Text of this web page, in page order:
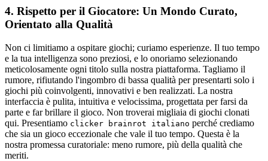
4. Rispetto per il Giocatore: Un Mondo Curato,
Orientato alla Qualità
Non ci limitiamo a ospitare giochi; curiamo esperienze. Il tuo tempo
e la tua intelligenza sono preziosi, e lo onoriamo selezionando
meticolosamente ogni titolo sulla nostra piattaforma. Tagliamo il
rumore, rifiutando l'ingombro di bassa qualità per presentarti solo i
giochi più coinvolgenti, innovativi e ben realizzati. La nostra
interfaccia è pulita, intuitiva e velocissima, progettata per farsi da
parte e far brillare il gioco. Non troverai migliaia di giochi clonati
qui. Presentiamo clicker brainrot italiano perché crediamo
che sia un gioco eccezionale che vale il tuo tempo. Questa è la
nostra promessa curatoriale: meno rumore, più della qualità che
meriti.